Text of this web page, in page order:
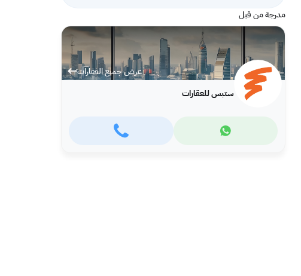
مدرجة من قبل
عرض جميع العقارات
ستبس للعقارات